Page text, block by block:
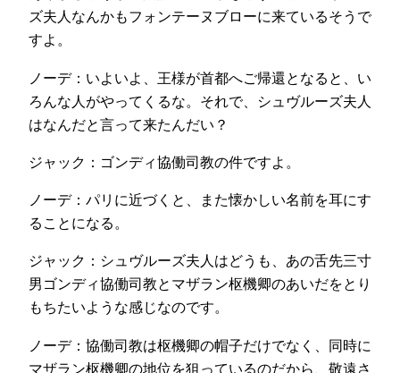
ズ夫人なんかもフォンテーヌブローに来ているそうで
すよ。
ノーデ：いよいよ、王様が首都へご帰還となると、い
ろんな人がやってくるな。それで、シュヴルーズ夫人
はなんだと言って来たんだい？
ジャック：ゴンディ協働司教の件ですよ。
ノーデ：パリに近づくと、また懐かしい名前を耳にす
ることになる。
ジャック：シュヴルーズ夫人はどうも、あの舌先三寸
男ゴンディ協働司教とマザラン枢機卿のあいだをとり
もちたいような感じなのです。
ノーデ：協働司教は枢機卿の帽子だけでなく、同時に
マザラン枢機卿の地位を狙っているのだから、敬遠さ